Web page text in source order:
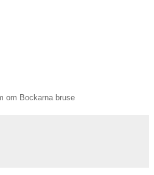
om Bockarna bruse